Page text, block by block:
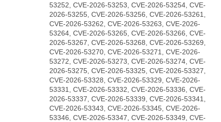
53252, CVE-2026-53253, CVE-2026-53254, CVE-
2026-53255, CVE-2026-53256, CVE-2026-53261,
CVE-2026-53262, CVE-2026-53263, CVE-2026-
53264, CVE-2026-53265, CVE-2026-53266, CVE-
2026-53267, CVE-2026-53268, CVE-2026-53269,
CVE-2026-53270, CVE-2026-53271, CVE-2026-
53272, CVE-2026-53273, CVE-2026-53274, CVE-
2026-53275, CVE-2026-53325, CVE-2026-53327,
CVE-2026-53328, CVE-2026-53329, CVE-2026-
53331, CVE-2026-53332, CVE-2026-53336, CVE-
2026-53337, CVE-2026-53339, CVE-2026-53341,
CVE-2026-53343, CVE-2026-53345, CVE-2026-
53346, CVE-2026-53347, CVE-2026-53349, CVE-